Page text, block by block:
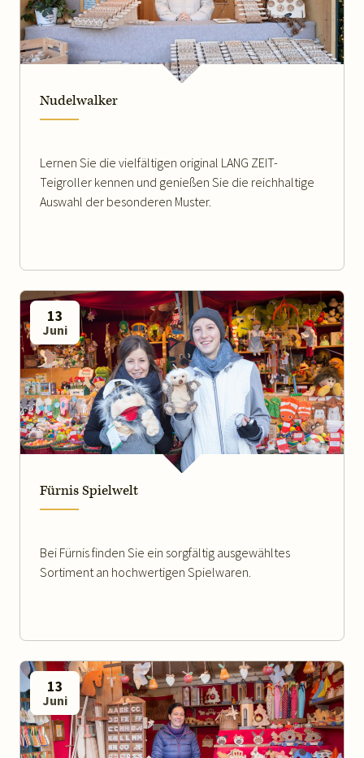
WEITERLESEN
Nudelwalker
Lernen Sie die vielfältigen original LANG ZEIT-
Teigroller kennen und genießen Sie die reichhaltige
Auswahl der besonderen Muster.
WEITERLESEN
13
Juni
Fürnis Spielwelt
Bei Fürnis finden Sie ein sorgfältig ausgewähltes
Sortiment an hochwertigen Spielwaren.
13
Juni